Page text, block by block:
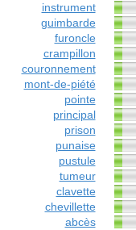
instrument
guimbarde
furoncle
crampillon
couronnement
mont-de-piété
pointe
principal
prison
punaise
pustule
tumeur
clavette
chevillette
abcès